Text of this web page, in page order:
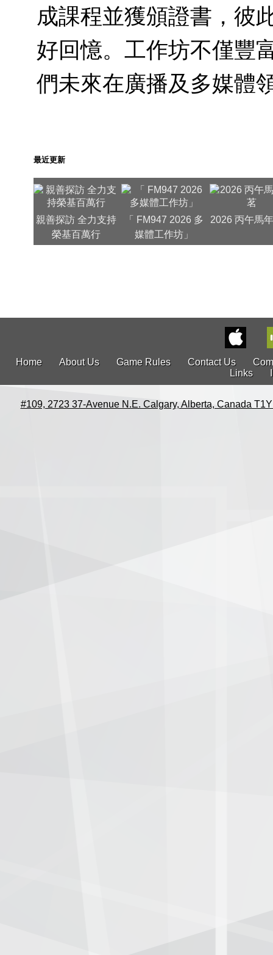
成課程並獲頒證書，彼
好回憶。工作坊不僅豐
們未來在廣播及多媒體
最近更新
親善探訪 全力支持
榮基百萬行
「 FM947 2026 多
媒體工作坊」
2026 丙午馬
Home About Us Game Rules Contact Us
Links
#109, 2723 37-Avenue N.E. Calgary, Alberta, Canada